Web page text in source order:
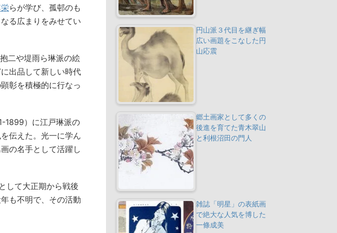
らが学び、孤邨のも
る広まりをみせてい
二や堤雨ら琳派の絵
出品して新しい時代
彰を積極的に行なっ
1899）に江戸琳派の
伝えた。光一に学ん
の名手として活躍し
して大正期から戦後
も不明で、その活動
円山派３代目を継ぎ幅
広い画題をこなした円
山応震
郷土画家として多くの
後進を育てた青木翠山
と利根沼田の門人
雑誌「明星」の表紙画
で絶大な人気を博した
一條成美